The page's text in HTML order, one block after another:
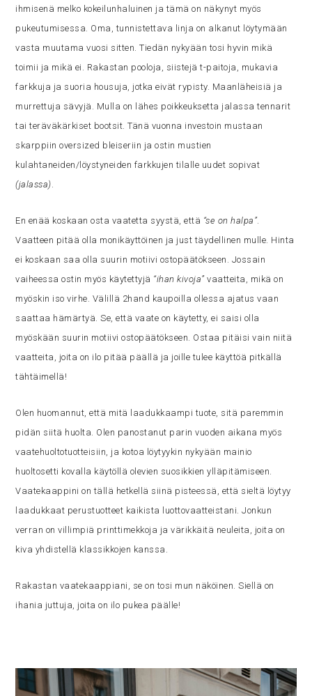
ihmisenä melko kokeilunhaluinen ja tämä on näkynyt myös
pukeutumisessa. Oma, tunnistettava linja on alkanut löytymään
vasta muutama vuosi sitten. Tiedän nykyään tosi hyvin mikä
toimii ja mikä ei. Rakastan pooloja, siistejä t-paitoja, mukavia
farkkuja ja suoria housuja, jotka eivät rypisty. Maanläheisiä ja
murrettuja sävyjä. Mulla on lähes poikkeuksetta jalassa tennarit
tai teräväkärkiset bootsit. Tänä vuonna investoin mustaan
skarppiin oversized bleiseriin ja ostin mustien
kulahtaneiden/löystyneiden farkkujen tilalle uudet sopivat
(jalassa).
En enää koskaan osta vaatetta syystä, että “se on halpa”.
Vaatteen pitää olla monikäyttöinen ja just täydellinen mulle. Hinta
ei koskaan saa olla suurin motiivi ostopäätökseen. Jossain
vaiheessa ostin myös käytettyjä “ihan kivoja”vaatteita, mikä on
myöskin iso virhe. Välillä 2hand kaupoilla ollessa ajatus vaan
saattaa hämärtyä. Se, että vaate on käytetty, ei saisi olla
myöskään suurin motiivi ostopäätökseen. Ostaa pitäisi vain niitä
vaatteita, joita on ilo pitää päällä ja joille tulee käyttöä pitkällä
tähtäimellä!
Olen huomannut, että mitä laadukkaampi tuote, sitä paremmin
pidän siitä huolta. Olen panostanut parin vuoden aikana myös
vaatehuoltotuotteisiin, ja kotoa löytyykin nykyään mainio
huoltosetti kovalla käytöllä olevien suosikkien ylläpitämiseen.
Vaatekaappini on tällä hetkellä siinä pisteessä, että sieltä löytyy
laadukkaat perustuotteet kaikista luottovaatteistani. Jonkun
verran on villimpiä printtimekkoja ja värikkäitä neuleita, joita on
kiva yhdistellä klassikkojen kanssa.
Rakastan vaatekaappiani, se on tosi mun näköinen. Siellä on
ihania juttuja, joita on ilo pukea päälle!